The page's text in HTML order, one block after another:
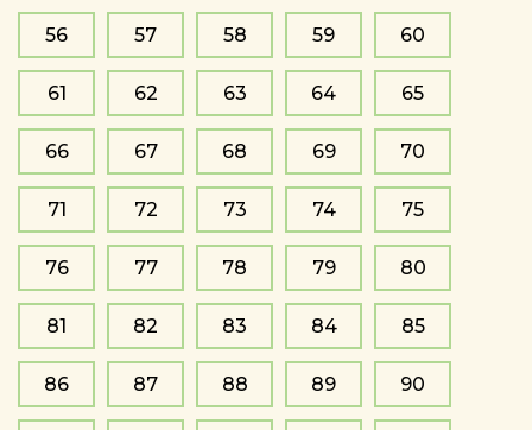
56 57 58 59 60
61 62 63 64 65
66 67 68 69 70
71 72 73 74 75
76 77 78 79 80
81 82 83 84 85
86 87 88 89 90